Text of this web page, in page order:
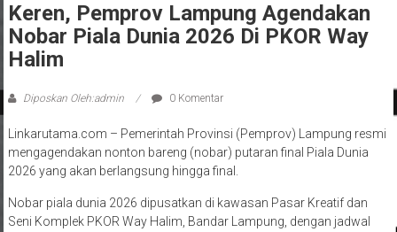
Keren, Pemprov Lampung Agendakan
Nobar Piala Dunia 2026 Di PKOR Way
Halim
Diposkan Oleh:admin 0 Komentar
Linkarutama.com – Pemerintah Provinsi (Pemprov) Lampung resmi
mengagendakan nonton bareng (nobar) putaran final Piala Dunia
2026 yang akan berlangsung hingga final.
Nobar piala dunia 2026 dipusatkan di kawasan Pasar Kreatif dan
Seni Komplek PKOR Way Halim, Bandar Lampung, dengan jadwal